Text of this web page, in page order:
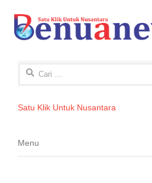
Cari
Satu Klik Untuk Nusantara
Menu
Menu